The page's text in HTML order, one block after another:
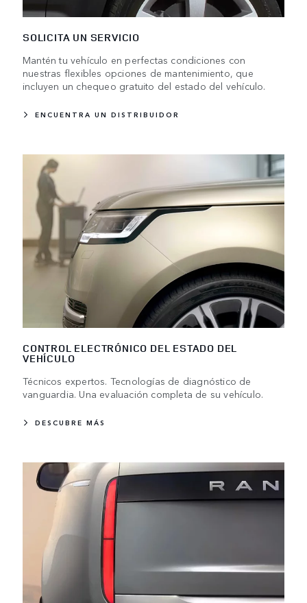
SOLICITA UN SERVICIO
Mantén tu vehículo en perfectas condiciones con
nuestras flexibles opciones de mantenimiento, que
incluyen un chequeo gratuito del estado del vehículo.
ENCUENTRA UN DISTRIBUIDOR
CONTROL ELECTRÓNICO DEL ESTADO DEL
VEHÍCULO
Técnicos expertos. Tecnologías de diagnóstico de
vanguardia. Una evaluación completa de su vehículo.
DESCUBRE MÁS